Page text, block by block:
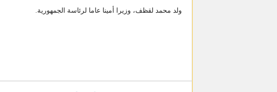
ولد محمد لقظف، وزيرا أمينا عاما لرئاسة الجمهورية.